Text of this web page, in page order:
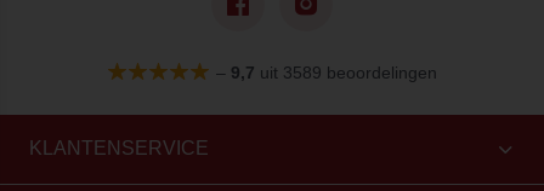
– 9,7 uit 3589 beoordelingen
KLANTENSERVICE